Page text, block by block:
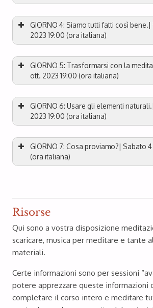
GIORNO 4: Siamo tutti fatti così bene.|
2023 19:00 (ora italiana)
GIORNO 5: Trasformarsi con la
ott. 2023 19:00 (ora italiana)
GIORNO 6: Usare gli elementi
2023 19:00 (ora italiana)
GIORNO 7: Cosa proviamo?| Sabato
(ora italiana)
Risorse
Qui sono a vostra disposizione
scaricare, musica per meditare e tante
materiali.
Certe informazioni sono per sessioni
potere apprezzare queste informazioni
completare il corso intero e meditare